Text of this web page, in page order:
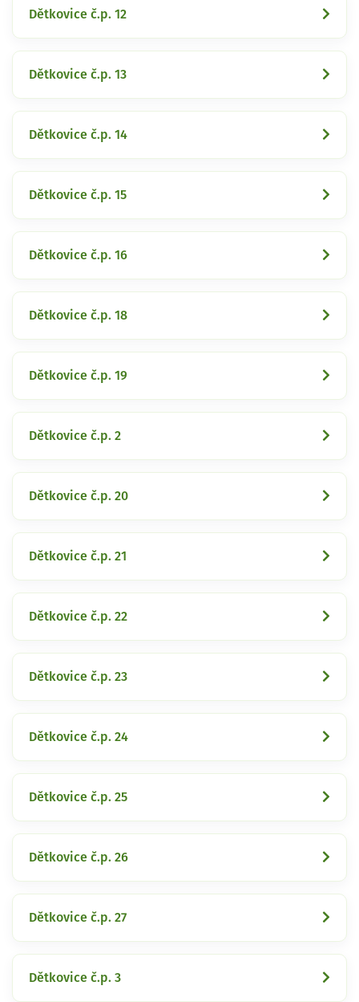
Dětkovice č.p. 12
Dětkovice č.p. 13
Dětkovice č.p. 14
Dětkovice č.p. 15
Dětkovice č.p. 16
Dětkovice č.p. 18
Dětkovice č.p. 19
Dětkovice č.p. 2
Dětkovice č.p. 20
Dětkovice č.p. 21
Dětkovice č.p. 22
Dětkovice č.p. 23
Dětkovice č.p. 24
Dětkovice č.p. 25
Dětkovice č.p. 26
Dětkovice č.p. 27
Dětkovice č.p. 3